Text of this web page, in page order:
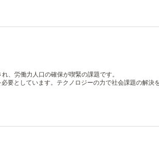
、労働力人口の確保が喫緊の課題です。
としています。テクノロジーの力で社会課題の解決